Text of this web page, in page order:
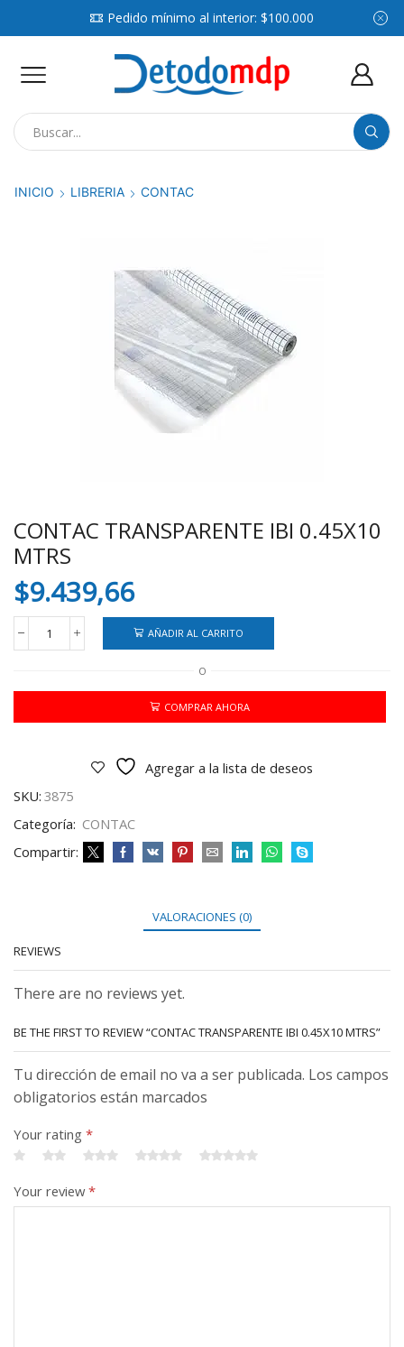
Pedido mínimo al interior: $100.000
INICIO LIBRERIA CONTAC
CONTAC TRANSPARENTE IBI 0.45X10
MTRS
$9.439,66
CONTAC
TRANSPARENTE
0.45X10
cantidad
AÑADIR AL CARRITO
O
COMPRAR AHORA
Agregar a la lista de deseos
SKU: 3875
Categoría: CONTAC
Compartir:
VALORACIONES (0)
REVIEWS
There are no reviews yet.
BE THE FIRST TO REVIEW “CONTAC TRANSPARENTE IBI 0.45X10 MTRS”
Tu dirección de email no va a ser publicada. Los campos
obligatorios están marcados
Your rating *
Your review*